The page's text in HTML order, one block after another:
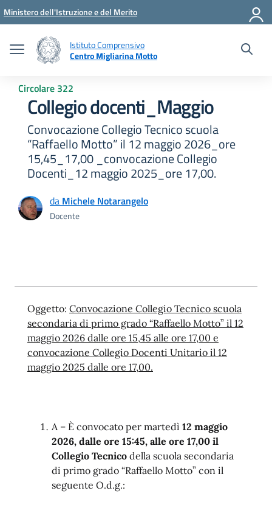
Vai ai contenuti
Vai al menu di navigazione
Vai al footer
Ministero dell'Istruzione e del Merito
Istituto Comprensivo
Centro Migliarina Motto
Circolare 322
Collegio docenti_Maggio
Convocazione Collegio Tecnico scuola
“Raffaello Motto” il 12 maggio 2026_ore
15,45_17,00 _convocazione Collegio
Docenti_12 maggio 2025_ore 17,00.
da Michele Notarangelo
Docente
Oggetto: Convocazione Collegio Tecnico scuola
secondaria di primo grado “Raffaello Motto” il 12
maggio 2026 dalle ore 15,45 alle ore 17,00 e
convocazione Collegio Docenti Unitario il 12
maggio 2025 dalle ore 17,00.
A – È convocato per martedì 12 maggio
2026, dalle ore 15:45, alle ore 17,00 il
Collegio Tecnico della scuola secondaria
di primo grado “Raffaello Motto” con il
seguente O.d.g.: